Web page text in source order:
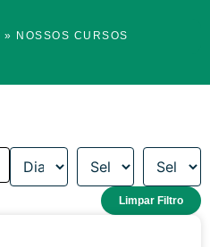
» NOSSOS CURSOS
Limpar Filtro